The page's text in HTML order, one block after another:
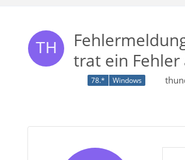
trat ein Fehler
78.* Windows